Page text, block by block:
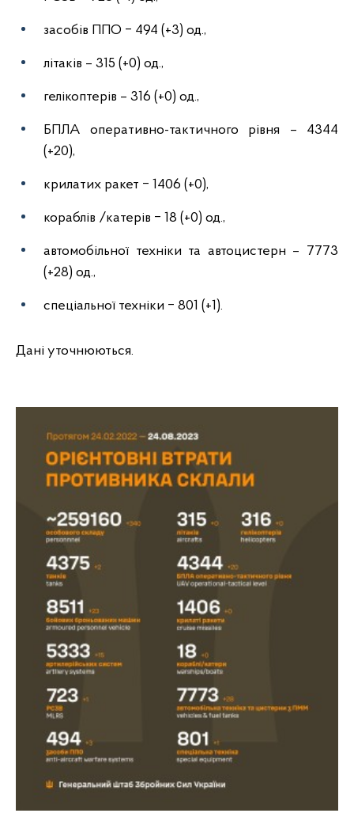
засобів ППО ‒ 494 (+3) од.,
літаків – 315 (+0) од.,
гелікоптерів – 316 (+0) од.,
БПЛА оперативно-тактичного рівня – 4344
(+20),
крилатих ракет ‒ 1406 (+0),
кораблів /катерів ‒ 18 (+0) од.,
автомобільної техніки та автоцистерн – 7773
(+28) од.,
спеціальної техніки ‒ 801 (+1).
Дані уточнюються.